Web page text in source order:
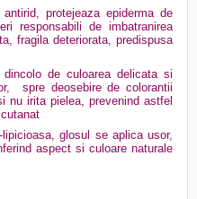
protejeaza epiderma de
responsabili de imbatranirea
fragila deteriorata, predispusa
de culoarea delicata si
spre deosebire de colorantii
nu irita pielea, prevenind astfel
glosul se aplica usor,
aspect si culoare naturale